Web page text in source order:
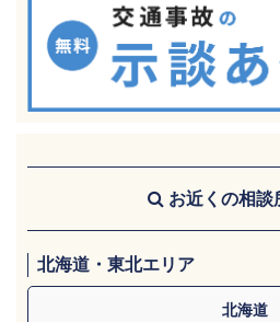
お近くの相談
北海道・東北エリア
北海道